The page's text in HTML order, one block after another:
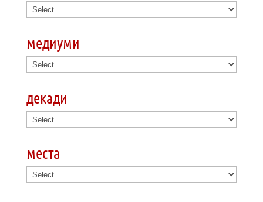
медиуми
декади
места